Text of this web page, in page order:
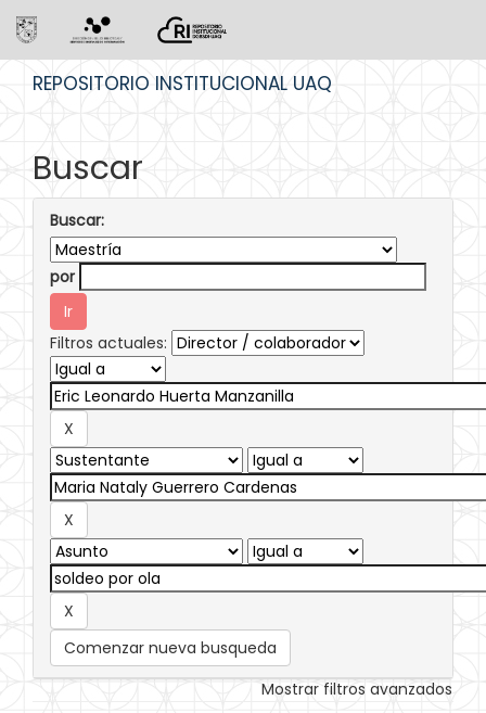
REPOSITORIO INSTITUCIONAL UAQ
Buscar
Buscar:
por
Filtros actuales:
Comenzar nueva busqueda
Mostrar filtros avanzados